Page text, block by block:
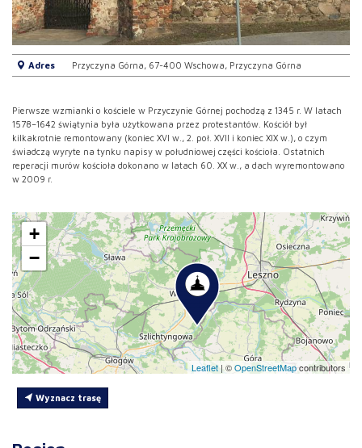
Adres Przyczyna Górna, 67-400 Wschowa, Przyczyna Górna
Pierwsze wzmianki o kościele w Przyczynie Górnej pochodzą z 1345 r. W latach
1578–1642 świątynia była użytkowana przez protestantów. Kościół był
kilkakrotnie remontowany (koniec XVI w., 2. poł. XVII i koniec XIX w.), o czym
świadczą wyryte na tynku napisy w południowej części kościoła. Ostatnich
reperacji murów kościoła dokonano w latach 60. XX w., a dach wyremontowano
w 2009 r.
+
−
Leaflet | ©OpenStreetMapcontributors
Wyznacz trasę